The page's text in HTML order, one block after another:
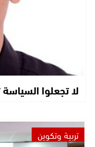
لا تجعلوا
تربية وتكوين